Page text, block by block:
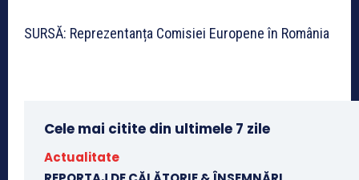
SURSĂ: Reprezentanța Comisiei Europene în România
Cele mai citite din ultimele 7 zile
Actualitate